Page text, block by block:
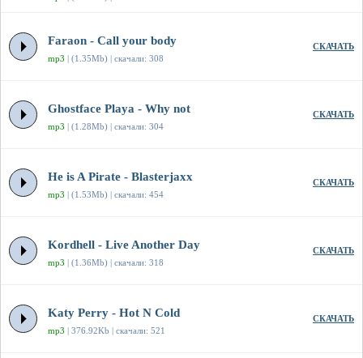
Faraon - Call your body
mp3 | (1.35Mb) | скачали: 308
СКАЧАТЬ
Ghostface Playa - Why not
mp3 | (1.28Mb) | скачали: 304
СКАЧАТЬ
He is A Pirate - Blasterjaxx
mp3 | (1.53Mb) | скачали: 454
СКАЧАТЬ
Kordhell - Live Another Day
mp3 | (1.36Mb) | скачали: 318
СКАЧАТЬ
Katy Perry - Hot N Cold
mp3 | 376.92Kb | скачали: 521
СКАЧАТЬ